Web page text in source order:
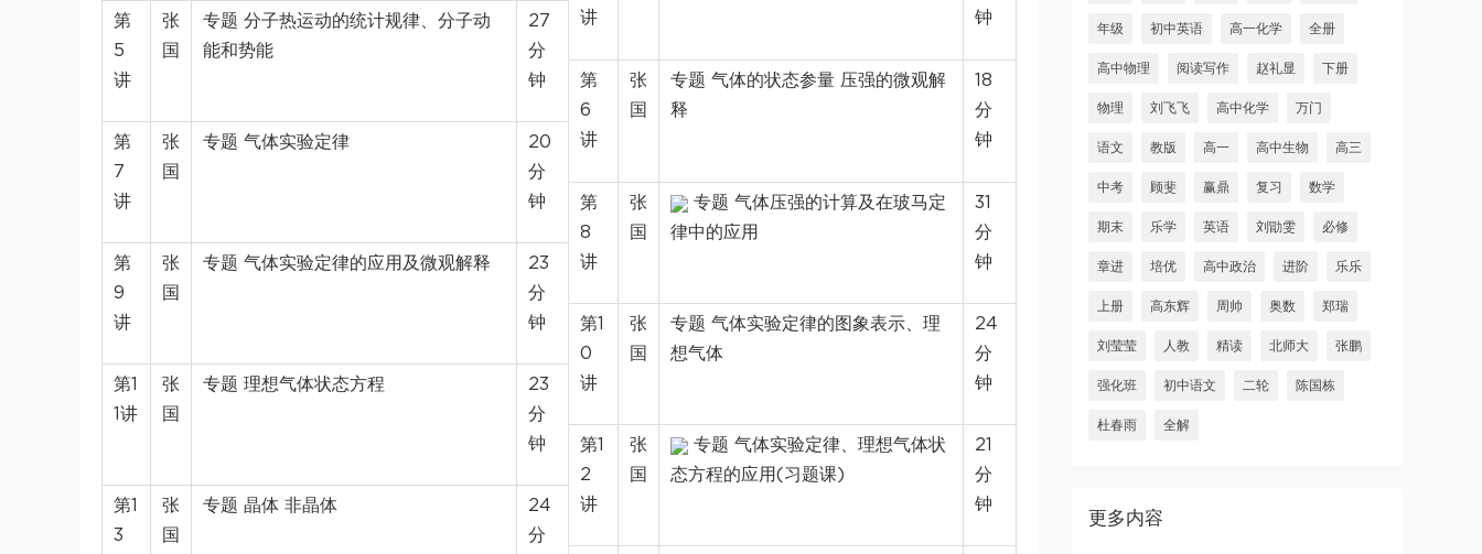
讲
钟
第
5
讲
张
国
专题 分子热运动的统计规律、分子动
能和势能
27
分
钟
第
6
讲
张
国
专题 气体的状态参量 压强的微观解
释
18
分
钟
第
7
讲
张
国
专题 气体实验定律
20
分
钟
第
8
讲
张
国
专题 气体压强的计算及在玻马定
律中的应用
31
分
钟
第
9
讲
张
国
专题 气体实验定律的应用及微观解释
23
分
钟
第1
0
讲
张
国
专题 气体实验定律的图象表示、理
想气体
24
分
钟
第1
1讲
张
国
专题 理想气体状态方程
23
分
钟
第1
2
讲
张
国
专题 气体实验定律、理想气体状
态方程的应用(习题课)
21
分
钟
第1
3
张
国
专题 晶体 非晶体
24
分
年级 初中英语 高一化学 全册
高中物理 阅读写作 赵礼显 下册
物理 刘飞飞 高中化学 万门
语文 教版 高一 高中生物 高三
中考 顾斐 赢鼎 复习 数学
期末 乐学 英语 刘勖雯 必修
章进 培优 高中政治 进阶 乐乐
上册 高东辉 周帅 奥数 郑瑞
刘莹莹 人教 精读 北师大 张鹏
强化班 初中语文 二轮 陈国栋
杜春雨 全解
更多内容